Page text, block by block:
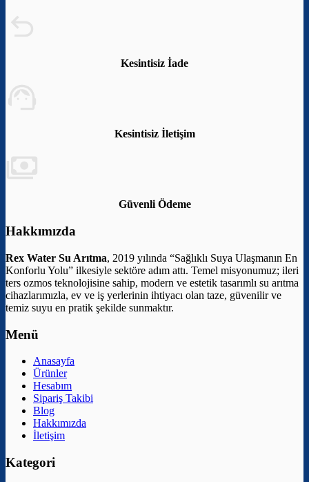
Kesintisiz İade
Kesintisiz İletişim
Güvenli Ödeme
Hakkımızda
Rex Water Su Arıtma, 2019 yılında “Sağlıklı Suya Ulaşmanın En
Konforlu Yolu” ilkesiyle sektöre adım attı. Temel misyonumuz; ileri
ters ozmos teknolojisine sahip, modern ve estetik tasarımlı su arıtma
cihazlarımızla, ev ve iş yerlerinin ihtiyacı olan taze, güvenilir ve
temiz suyu en pratik şekilde sunmaktır.
Menü
Anasayfa
Ürünler
Hesabım
Sipariş Takibi
Blog
Hakkımızda
İletişim
Kategori